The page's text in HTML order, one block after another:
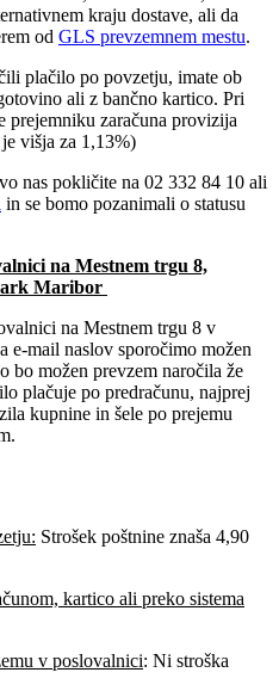
kraju dostave, ali da
od GLS prevzemnem mestu.
plačilo po povzetju, imate ob
ali z bančno kartico. Pri
prejemniku zaračuna provizija
višja za 1,13%)
nas pokličite na 02 332 84 10 ali
in se bomo pozanimali o statusu
na Mestnem trgu 8,
Maribor
na Mestnem trgu 8 v
e-mail naslov sporočimo možen
bo možen prevzem naročila že
plačuje po predračunu, najprej
kupnine in šele po prejemu
Strošek poštnine znaša 4,90
kartico ali preko sistema
v poslovalnici: Ni stroška